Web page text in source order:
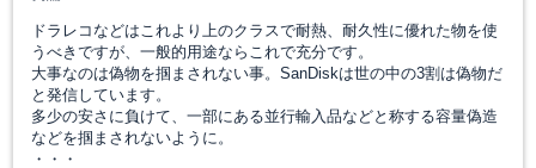
ドラレコなどはこれより上のクラスで耐熱、耐久性に優れた物を使
うべきですが、一般的用途ならこれで充分です。
大事なのは偽物を掴まされない事。SanDiskは世の中の3割は偽物だ
と発信しています。
多少の安さに負けて、一部にある並行輸入品などと称する容量偽造
などを掴まされないように。
・・・